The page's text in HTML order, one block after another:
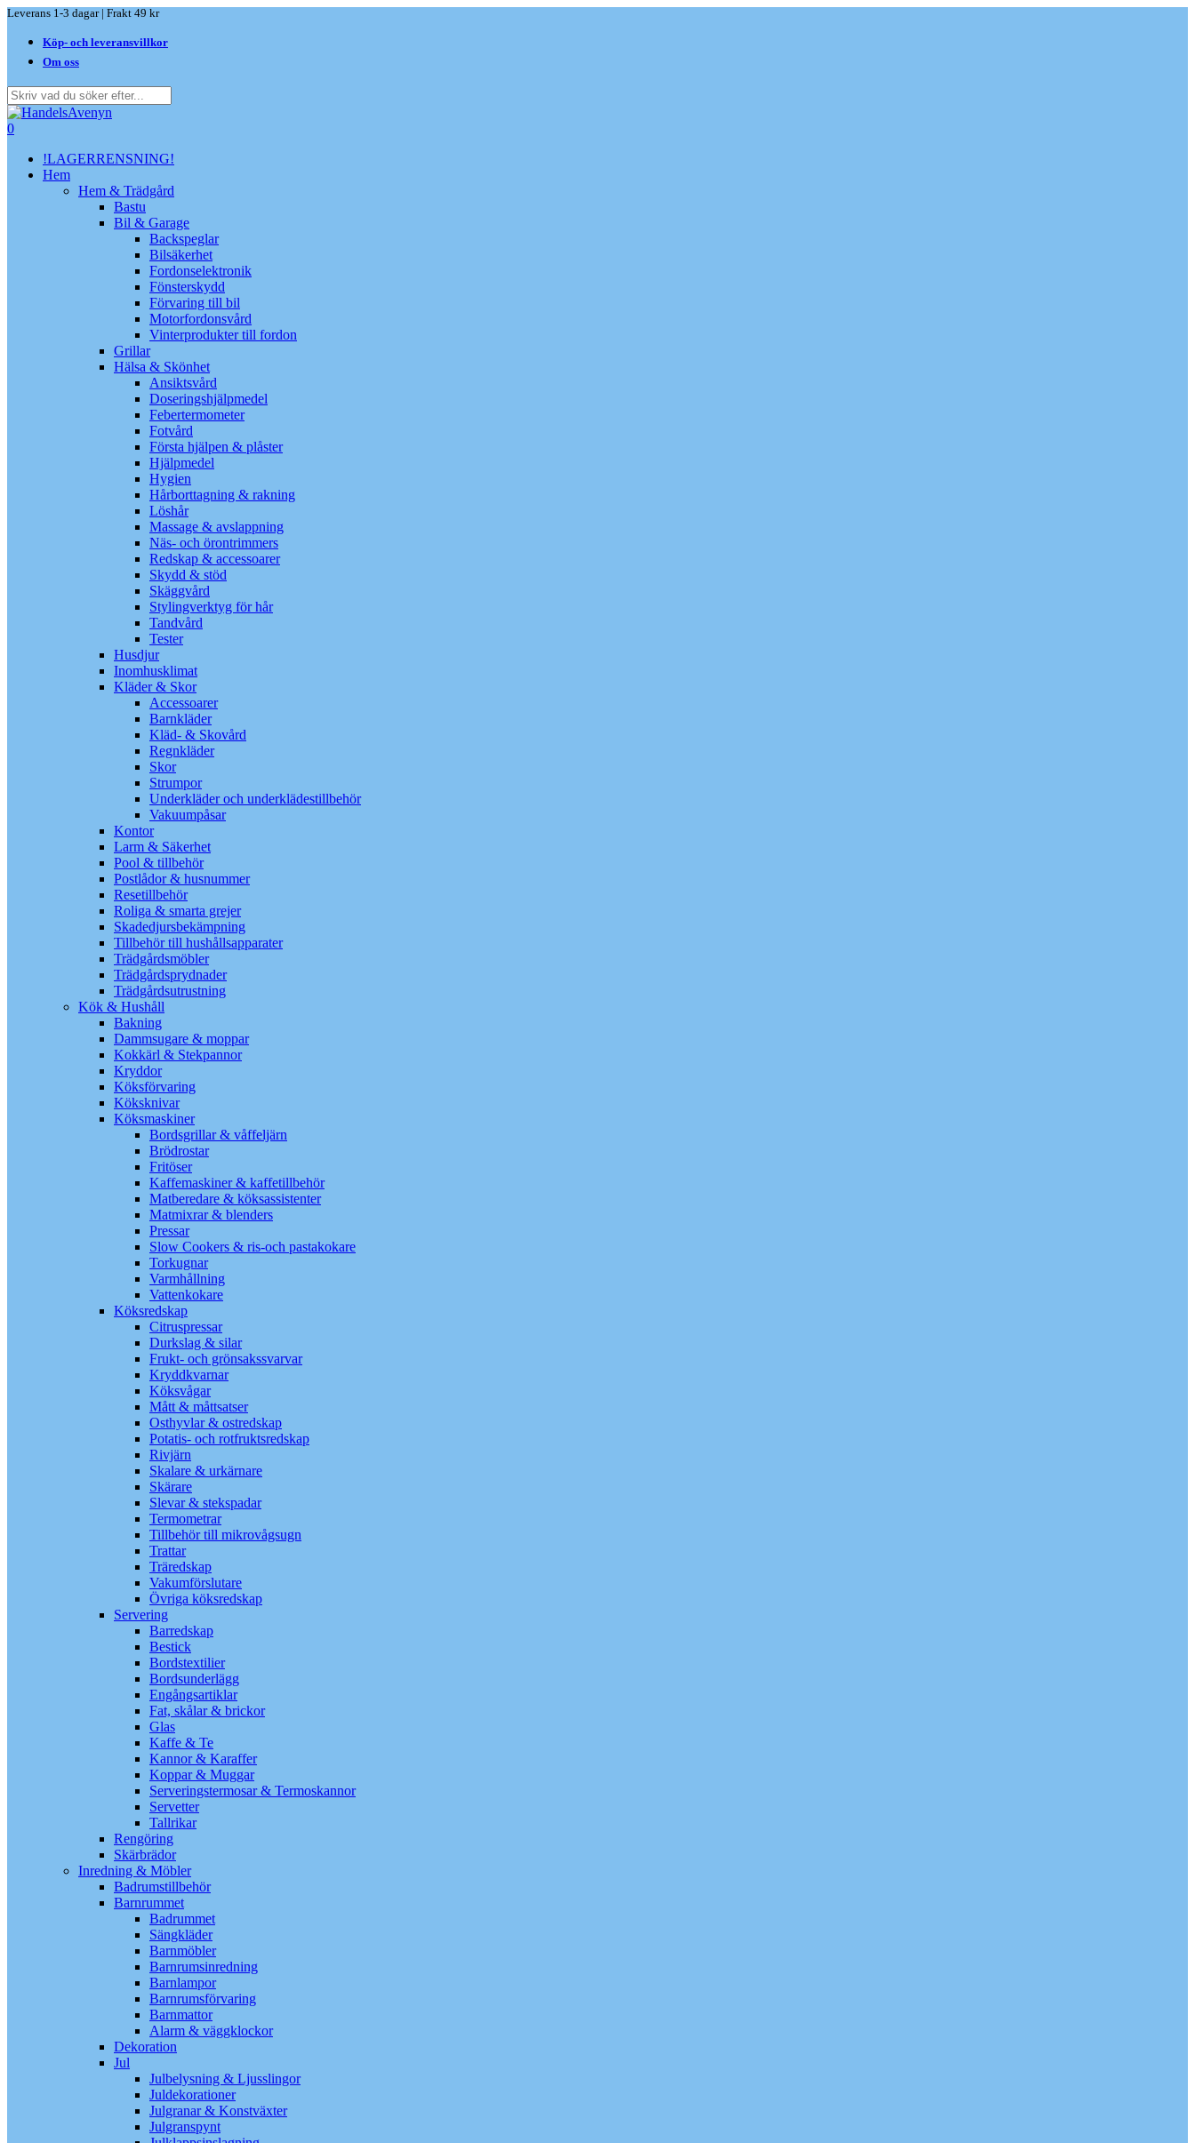
Skip
main
content
Leverans 1-3 dagar | Frakt 49 kr
Köp- och leveransvillkor
Om oss
Close
Search
search
0
!LAGERRENSNING!
Hem
Hem & Trädgård
Bastu
Bil & Garage
Backspeglar
Bilsäkerhet
Fordonselektronik
Fönsterskydd
Förvaring till bil
Motorfordonsvård
Vinterprodukter till fordon
Grillar
Hälsa & Skönhet
Ansiktsvård
Doseringshjälpmedel
Febertermometer
Fotvård
Första hjälpen & plåster
Hjälpmedel
Hygien
Hårborttagning & rakning
Löshår
Massage & avslappning
Näs- och örontrimmers
Redskap & accessoarer
Skydd & stöd
Skäggvård
Stylingverktyg för hår
Tandvård
Tester
Husdjur
Inomhusklimat
Kläder & Skor
Accessoarer
Barnkläder
Kläd- & Skovård
Regnkläder
Skor
Strumpor
Underkläder och underklädestillbehör
Vakuumpåsar
Kontor
Larm & Säkerhet
Pool & tillbehör
Postlådor & husnummer
Resetillbehör
Roliga & smarta grejer
Skadedjursbekämpning
Tillbehör till hushållsapparater
Trädgårdsmöbler
Trädgårdsprydnader
Trädgårdsutrustning
Kök & Hushåll
Bakning
Dammsugare & moppar
Kokkärl & Stekpannor
Kryddor
Köksförvaring
Köksknivar
Köksmaskiner
Bordsgrillar & våffeljärn
Brödrostar
Fritöser
Kaffemaskiner & kaffetillbehör
Matberedare & köksassistenter
Matmixrar & blenders
Pressar
Slow Cookers & ris-och pastakokare
Torkugnar
Varmhållning
Vattenkokare
Köksredskap
Citruspressar
Durkslag & silar
Frukt- och grönsakssvarvar
Kryddkvarnar
Köksvågar
Mått & måttsatser
Osthyvlar & ostredskap
Potatis- och rotfruktsredskap
Rivjärn
Skalare & urkärnare
Skärare
Slevar & stekspadar
Termometrar
Tillbehör till mikrovågsugn
Trattar
Träredskap
Vakumförslutare
Övriga köksredskap
Servering
Barredskap
Bestick
Bordstextilier
Bordsunderlägg
Engångsartiklar
Fat, skålar & brickor
Glas
Kaffe & Te
Kannor & Karaffer
Koppar & Muggar
Serveringstermosar & Termoskannor
Servetter
Tallrikar
Rengöring
Skärbrädor
Inredning & Möbler
Badrumstillbehör
Barnrummet
Badrummet
Sängkläder
Barnmöbler
Barnrumsinredning
Barnlampor
Barnrumsförvaring
Barnmattor
Alarm & väggklockor
Dekoration
Jul
Julbelysning & Ljusslingor
Juldekorationer
Julgranar & Konstväxter
Julgranspynt